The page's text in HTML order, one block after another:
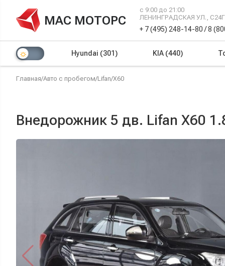
МАС МОТОРС
с 9:00 до 21:00
ЛЕНИНГРАДСКАЯ УЛ.,
+ 7 (495) 248-14-80 /8
Hyundai (301) KIA (440)
Главная/Авто с пробегом/Lifan/X60
Внедорожник 5 дв. Lifan X60